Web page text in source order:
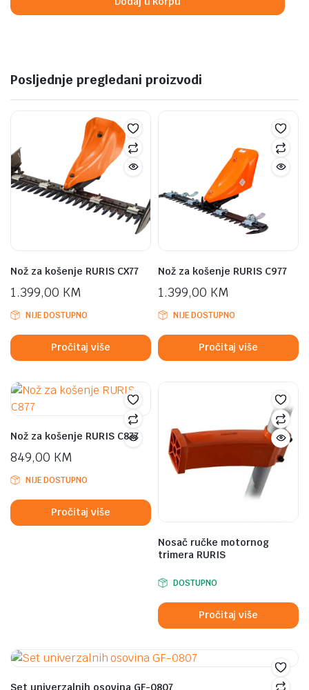
Posljednje pregledani proizvodi
Nož za košenje RURIS CX77
1.399,00 KM
NIJE DOSTUPNO
Pročitaj više
Nož za košenje RURIS C977
1.399,00 KM
NIJE DOSTUPNO
Pročitaj više
Nož za košenje RURIS C877
849,00 KM
NIJE DOSTUPNO
Pročitaj više
Nosač ručke motornog
trimera RURIS
DOSTUPNO
Pročitaj više
Set univerzalnih osovina GF-0807